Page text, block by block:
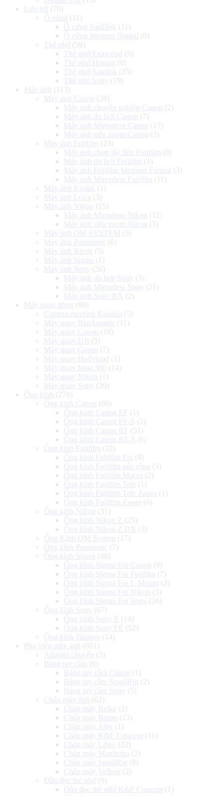
Lưu trữ (70)
Ổ cứng (11)
Ổ cứng SanDisk (11)
Ổ cứng Western Digital (0)
Thẻ nhớ (59)
Thẻ nhớ Exascend
(5)
Thẻ nhớ Homan
(0)
Thẻ nhớ Sandisk (35)
Thẻ nhớ Sony (19)
Máy ảnh
(113)
Máy ảnh Canon
(28)
Máy ảnh chuyên nghiệp Canon
(2)
Máy ảnh du lịch Canon
(7)
Máy ảnh Mirrorless Canon
(17)
Máy ảnh siêu zoom Canon
(2)
Máy ảnh Fujifilm (23)
Máy ảnh chụp lấy liền Fujifilm (8)
Máy ảnh du lịch Fujifilm (1)
Máy ảnh Fujifilm Medium Format (3)
Máy ảnh Mirrorless Fujifilm (11)
Máy ảnh Kodak (1)
Máy ảnh Leica (3)
Máy ảnh Nikon
(15)
Máy ảnh Mirrorless Nikon
(12)
Máy ảnh siêu zoom Nikon
(3)
Máy ảnh OM SYSTEM (5)
Máy ảnh Panasonic (6)
Máy ảnh Ricoh
(5)
Máy ảnh Sigma (1)
Máy ảnh Sony (26)
Máy ảnh du lịch Sony (3)
Máy ảnh Mirrorless Sony (21)
Máy ảnh Sony RX (2)
Máy quay phim (80)
Camera meeting Kandao (5)
Máy quay Blackmagic (11)
Máy quay Canon
(16)
Máy quay DJI (5)
Máy quay Gopro (7)
Máy quay Hollyland
(1)
Máy quay Insta 360 (14)
Máy quay Nikon
(1)
Máy quay Sony (20)
Ống kính
(276)
Ống kính Canon
(60)
Ống kính Canon EF
(1)
Ống kính Canon EF-S (2)
Ống kính Canon RF
(51)
Ống kính Canon RF-S (6)
Ống kính Fujifilm (32)
Ống kính Fujifilm Fix (8)
Ống kính Fujifilm góc rộng (5)
Ống kính Fujifilm Macro (2)
Ống kính Fujifilm Tele (1)
Ống kính Fujifilm Tele Zoom (1)
Ống kính Fujifilm Zoom (6)
Ống kính Nikon
(31)
Ống kính Nikon Z (25)
Ống kính Nikon Z DX (3)
Ống Kính OM System (17)
Ống kính Panasonic (7)
Ống kính Sigma (48)
Ống kính Sigma For Canon
(9)
Ống kính Sigma For Fujifilm (7)
Ống kính Sigma For L-Mount (2)
Ống kính Sigma For Nikon
(3)
Ống kính Sigma For Sony (26)
Ống kính Sony (67)
Ống kính Sony E
(14)
Ống kính Sony FE
(52)
Ống kính Tamron
(14)
Phụ kiện máy ảnh
(601)
Adapter chuyển
(3)
Báng tay cầm (8)
Báng tay cầm Canon
(1)
Báng tay cầm SmallRig (2)
Báng tay cầm Sony (5)
Chân máy ảnh
(62)
Chân máy Beike (2)
Chân máy Benro (13)
Chân máy Joby (1)
Chân máy K&F Concept (11)
Chân máy Libec (22)
Chân máy Manfrotto (2)
Chân máy SmallRig (8)
Chân máy Velbon
(2)
Đầu đọc thẻ nhớ (9)
Đầu đọc thẻ nhớ K&F Concept (1)